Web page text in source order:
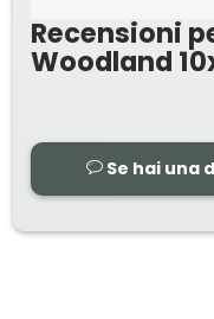
Recensioni
Woodland
Se hai una